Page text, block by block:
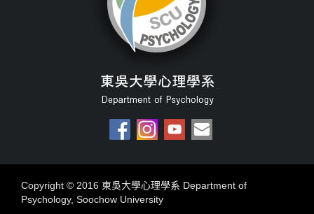
Copyright © 2016 東吳大學心理學系 Department of
Psychology, Soochow University